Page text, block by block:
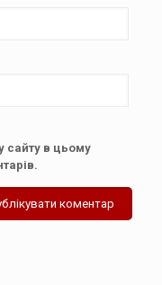
сайту в цьому